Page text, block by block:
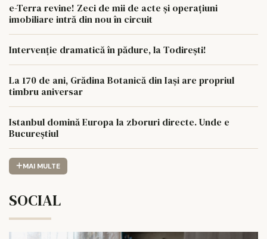
e-Terra revine! Zeci de mii de acte și operațiuni
imobiliare intră din nou în circuit
Intervenție dramatică în pădure, la Todirești!
La 170 de ani, Grădina Botanică din Iași are propriul
timbru aniversar
Istanbul domină Europa la zboruri directe. Unde e
Bucureștiul
MAI MULTE
SOCIAL